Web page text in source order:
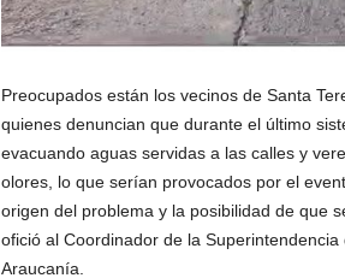
Preocupados están los vecinos de Santa
quienes denuncian que durante el último
evacuando aguas servidas a las calles y
olores, lo que serían provocados por el
origen del problema y la posibilidad de que
ofició al Coordinador de la
Araucanía.